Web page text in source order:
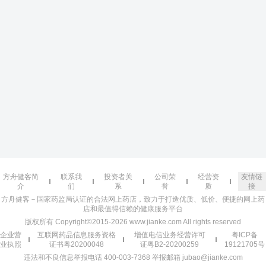
方舟健客简
介
联系我
们
投资者关
系
公司荣
誉
经营资
质
友情链
接
方舟健客－国家药监局认证的合法网上药店，致力于打造优质、低价、便捷的网上药
店和最值得信赖的健康服务平台
版权所有 Copyright©2015-2026 www.jianke.com All rights reserved
企业营
业执照
互联网药品信息服务资格
证书粤20200048
增值电信业务经营许可
证粤B2-20200259
粤ICP备
19121705号
违法和不良信息举报电话 400-003-7368 举报邮箱 jubao@jianke.com